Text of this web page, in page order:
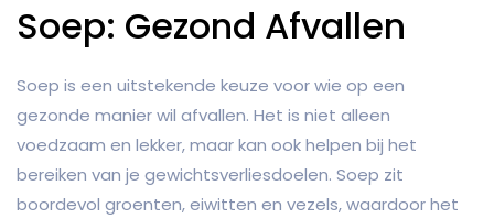
Soep: Gezond Afvallen
Soep is een uitstekende keuze voor wie op een
gezonde manier wil afvallen. Het is niet alleen
voedzaam en lekker, maar kan ook helpen bij het
bereiken van je gewichtsverliesdoelen. Soep zit
boordevol groenten, eiwitten en vezels, waardoor het